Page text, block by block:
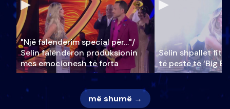
"Një falenderim special për…"/
Selin falënderon produksionin
mes emocionesh të forta
Selin shpallet
të pestë të ‘Big
më shumë →